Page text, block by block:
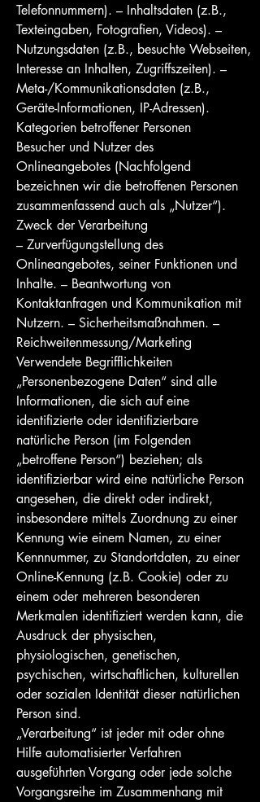
Telefonnummern). – Inhaltsdaten (z.B.,
Texteingaben, Fotografien, Videos). –
Nutzungsdaten (z.B., besuchte Webseiten,
Interesse an Inhalten, Zugriffszeiten). –
Meta-/Kommunikationsdaten (z.B.,
Geräte-Informationen, IP-Adressen).
Kategorien betroffener Personen
Besucher und Nutzer des
Onlineangebotes (Nachfolgend
bezeichnen wir die betroffenen Personen
zusammenfassend auch als „Nutzer“).
Zweck der Verarbeitung
– Zurverfügungstellung des
Onlineangebotes, seiner Funktionen und
Inhalte. – Beantwortung von
Kontaktanfragen und Kommunikation mit
Nutzern. – Sicherheitsmaßnahmen. –
Reichweitenmessung/Marketing
Verwendete Begrifflichkeiten
„Personenbezogene Daten“ sind alle
Informationen, die sich auf eine
identifizierte oder identifizierbare
natürliche Person (im Folgenden
„betroffene Person“) beziehen; als
identifizierbar wird eine natürliche Person
angesehen, die direkt oder indirekt,
insbesondere mittels Zuordnung zu einer
Kennung wie einem Namen, zu einer
Kennnummer, zu Standortdaten, zu einer
Online-Kennung (z.B. Cookie) oder zu
einem oder mehreren besonderen
Merkmalen identifiziert werden kann, die
Ausdruck der physischen,
physiologischen, genetischen,
psychischen, wirtschaftlichen, kulturellen
oder sozialen Identität dieser natürlichen
Person sind.
„Verarbeitung“ ist jeder mit oder ohne
Hilfe automatisierter Verfahren
ausgeführten Vorgang oder jede solche
Vorgangsreihe im Zusammenhang mit